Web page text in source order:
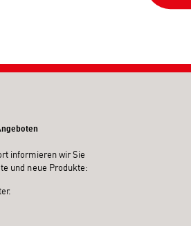
informieren wir Sie
und neue Produkte: